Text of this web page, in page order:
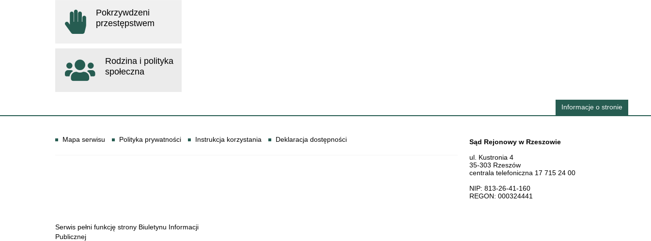
Pokrzywdzeni
przestępstwem
Rodzina i polityka
społeczna
Informacje o stronie
Informacje
Mapa serwisu Polityka prywatności Instrukcja korzystania Deklaracja dostępności Dane teleadresowe
Sąd Rejonowy w Rzeszowie
ul. Kustronia 4
35-303 Rzeszów
centrala telefoniczna 17 715 24 00
NIP: 813-26-41-160
REGON: 000324441
Serwis pełni funkcję strony Biuletynu Informacji
Publicznej